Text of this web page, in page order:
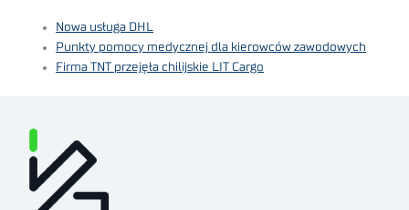
Nowa usługa DHL
Punkty pomocy medycznej dla kierowców zawodowych
Firma TNT przejęła chilijskie LIT Cargo